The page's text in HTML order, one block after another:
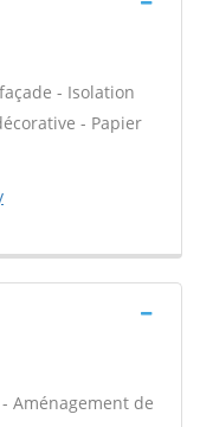
- Isolation
- Papier
Aménagement de